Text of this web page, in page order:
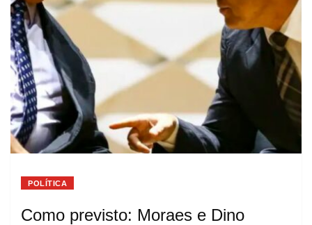
POLÍTICA
Como previsto: Moraes e Dino